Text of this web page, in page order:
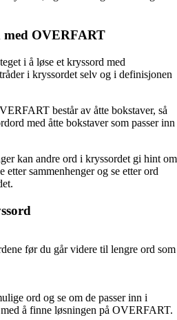
med OVERFART
i å løse et kryssord med
i kryssordet selv og i definisjonen
består av åtte bokstaver, så
med åtte bokstaver som passer inn
kan andre ord i kryssordet gi hint om
sammenhenger og se etter ord
før du går videre til lengre ord som
ord og se om de passer inn i
å finne løsningen på OVERFART.